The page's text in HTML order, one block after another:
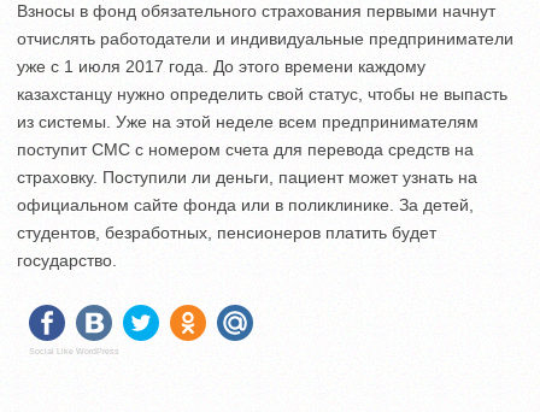
Взносы в фонд обязательного страхования первыми начнут
отчислять работодатели и индивидуальные предприниматели
уже с 1 июля 2017 года. До этого времени каждому
казахстанцу нужно определить свой статус, чтобы не выпасть
из системы. Уже на этой неделе всем предпринимателям
поступит СМС с номером счета для перевода средств на
страховку. Поступили ли деньги, пациент может узнать на
официальном сайте фонда или в поликлинике. За детей,
студентов, безработных, пенсионеров платить будет
государство.
Social Like WordPress